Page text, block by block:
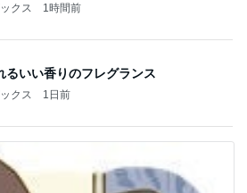
クス 1時間前
るいい香りのフレグランス
クス 1日前